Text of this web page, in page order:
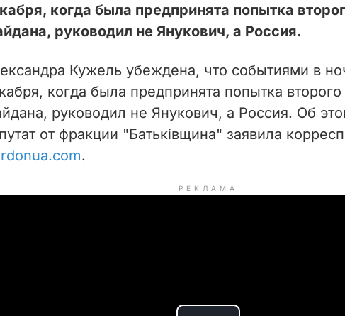
когда была предпринята попытка
руководил не Янукович, а Россия.
Кужель убеждена, что событиями в
когда была предпринята попытка второго
руководил не Янукович, а Россия. Об
от фракции "Батьківщина" заявила
.
РЕКЛАМА